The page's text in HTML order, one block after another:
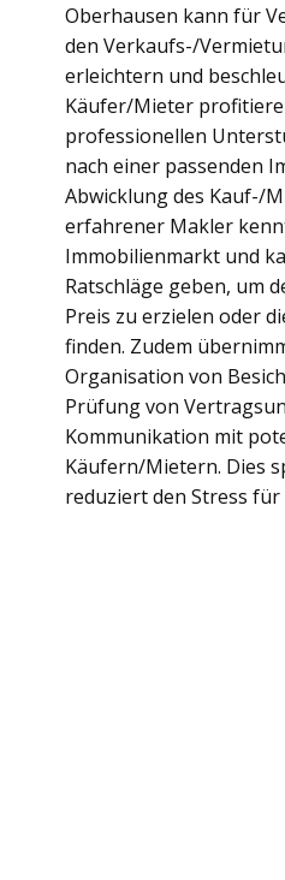
Oberhausen kann für
den Verkaufs-/
erleichtern und
Käufer/Mieter
professionellen
nach einer passenden
Abwicklung des Kauf-/
erfahrener Makler
Immobilienmarkt und
Ratschläge geben, um
Preis zu erzielen oder
finden. Zudem
Organisation von
Prüfung von
Kommunikation mit
Käufern/Mietern. Dies
reduziert den Stress